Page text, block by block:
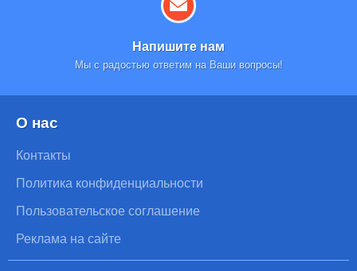
Напишите нам
Мы с радостью ответим на Ваши вопросы!
О нас
Контакты
Политика конфиденциальности
Пользовательское соглашение
Реклама на сайте